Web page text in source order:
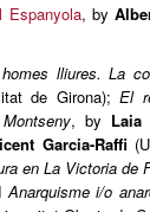
Espanyola, by
lliures. La
de Girona);El
, by Laia
Garcia-Raffi
en La Victoria de
Anarquisme i/o